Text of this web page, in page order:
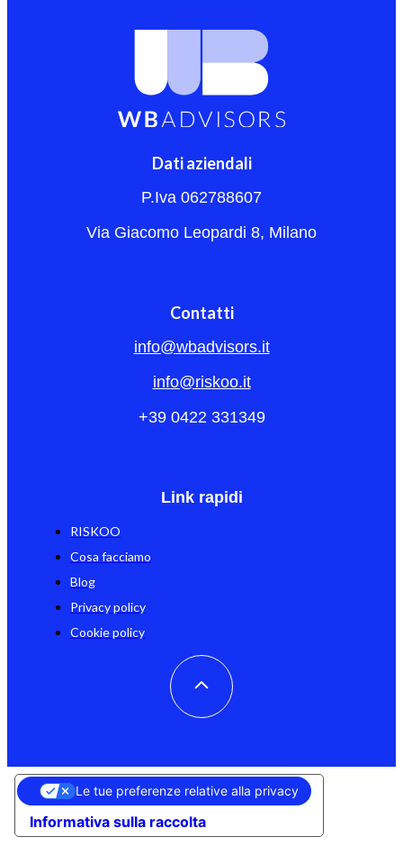
Dati aziendali
P.Iva 062788607
Via Giacomo Leopardi 8, Milano
Contatti
info@wbadvisors.it
info@riskoo.it
+39 0422 331349
Link rapidi
RISKOO
Cosa facciamo
Blog
Privacy policy
Cookie policy
Informativa sulla raccolta
Le tue preferenze relative alla privacy